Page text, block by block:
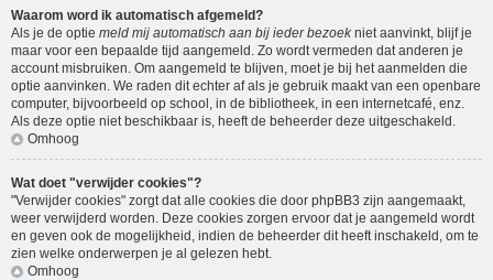
Waarom word ik automatisch afgemeld?
Als je de optie meld mij automatisch aan bij ieder bezoekniet aanvinkt, blijf je
maar voor een bepaalde tijd aangemeld. Zo wordt vermeden dat anderen je
account misbruiken. Om aangemeld te blijven, moet je bij het aanmelden die
optie aanvinken. We raden dit echter af als je gebruik maakt van een openbare
computer, bijvoorbeeld op school, in de bibliotheek, in een internetcafé, enz.
Als deze optie niet beschikbaar is, heeft de beheerder deze uitgeschakeld.
Omhoog
Wat doet "verwijder cookies"?
"Verwijder cookies" zorgt dat alle cookies die door phpBB3 zijn aangemaakt,
weer verwijderd worden. Deze cookies zorgen ervoor dat je aangemeld wordt
en geven ook de mogelijkheid, indien de beheerder dit heeft inschakeld, om te
zien welke onderwerpen je al gelezen hebt.
Omhoog